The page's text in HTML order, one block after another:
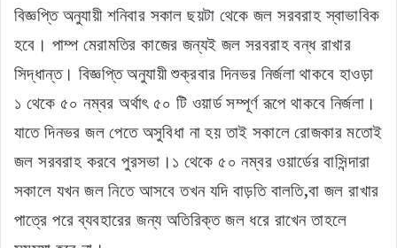
বিজ্ঞপ্তি অনুযায়ী শনিবার সকাল ছয়টা থেকে জল সরবরাহ স্বাভাবিক
হবে। পাম্প মেরামতির কাজের জন্যই জল সরবরাহ বন্ধ রাখার
সিদ্ধান্ত। বিজ্ঞপ্তি অনুযায়ী শুক্রবার দিনভর নির্জলা থাকবে হাওড়া
১ থেকে ৫০ নম্বর অর্থাৎ ৫০ টি ওয়ার্ড সম্পূর্ণ রূপে থাকবে নির্জলা।
যাতে দিনভর জল পেতে অসুবিধা না হয় তাই সকালে রোজকার মতোই
জল সরবরাহ করবে পুরসভা।১ থেকে ৫০ নম্বর ওয়ার্ডের বাসিন্দারা
সকালে যখন জল নিতে আসবে তখন যদি বাড়তি বালতি,বা জল রাখার
পাত্রে পরে ব্যবহারের জন্য অতিরিক্ত জল ধরে রাখেন তাহলে